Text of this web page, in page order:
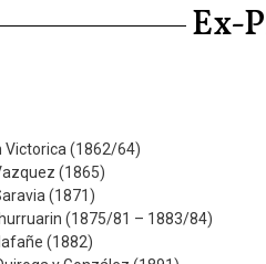
Ex-
Victorica (1862/64)
(1865)
(1871)
(1875/81 – 1883/84)
(1882)